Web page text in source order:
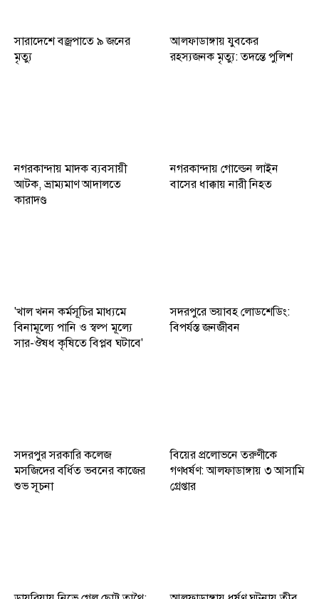
সারাদেশে বজ্রপাতে ৯ জনের
মৃত্যু
আলফাডাঙ্গায় যুবকের
রহস্যজনক মৃত্যু: তদন্তে পুলিশ
নগরকান্দায় মাদক ব্যবসায়ী
আটক, ভ্রাম্যমাণ আদালতে
কারাদণ্ড
নগরকান্দায় গোল্ডেন লাইন
বাসের ধাক্কায় নারী নিহত
'খাল খনন কর্মসূচির মাধ্যমে
বিনামূল্যে পানি ও স্বল্প মূল্যে
সার-ঔষধ কৃষিতে বিপ্লব ঘটাবে'
সদরপুরে ভয়াবহ লোডশেডিং:
বিপর্যস্ত জনজীবন
সদরপুর সরকারি কলেজ
মসজিদের বর্ধিত ভবনের কাজের
শুভ সূচনা
বিয়ের প্রলোভনে তরুণীকে
গণধর্ষণ: আলফাডাঙ্গায় ৩ আসামি
গ্রেপ্তার